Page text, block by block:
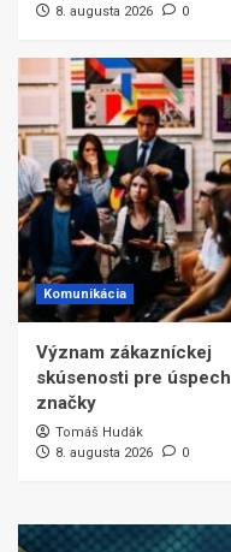
8. augusta 2026
0
Komunikácia
Význam zákazníckej
skúsenosti pre úspech
značky
Tomáš Hudák
8. augusta 2026
0